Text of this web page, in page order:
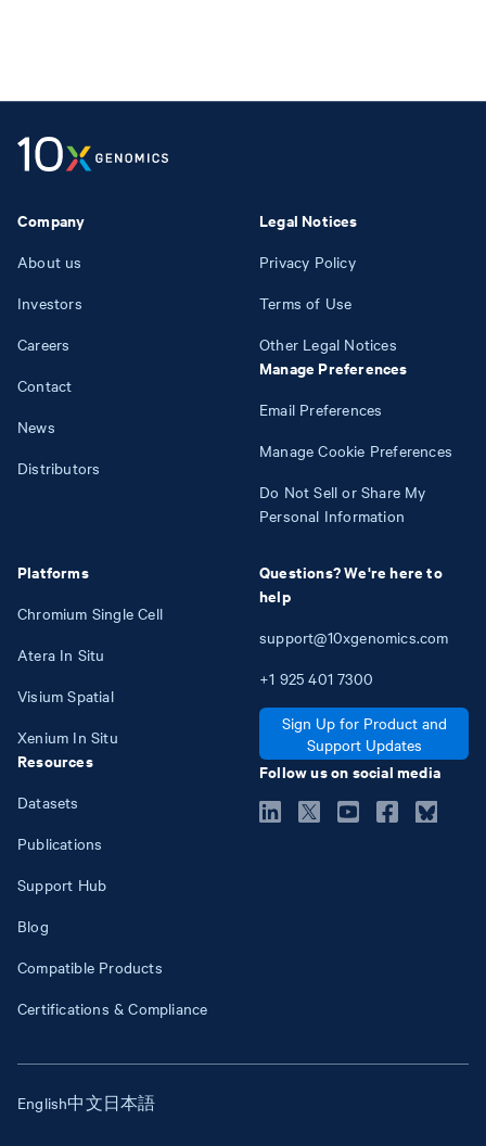
Company
About us
Investors
Careers
Contact
News
Distributors
Platforms
Chromium Single Cell
Atera In Situ
Visium Spatial
Xenium In Situ
Resources
Datasets
Publications
Support Hub
Blog
Compatible Products
Certifications & Compliance
Legal Notices
Privacy Policy
Terms of Use
Other Legal Notices
Manage Preferences
Email Preferences
Manage Cookie Preferences
Do Not Sell or Share My
Personal Information
Questions? We're here to
help
support@10xgenomics.com
+1 925 401 7300
Sign Up for Product and
Support Updates
Follow us on social media
English中文日本語